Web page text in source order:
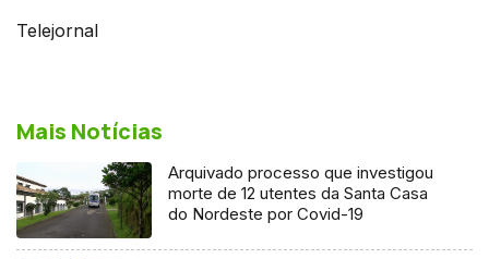
Telejornal
Mais Notícias
Arquivado processo que investigou
morte de 12 utentes da Santa Casa
do Nordeste por Covid-19